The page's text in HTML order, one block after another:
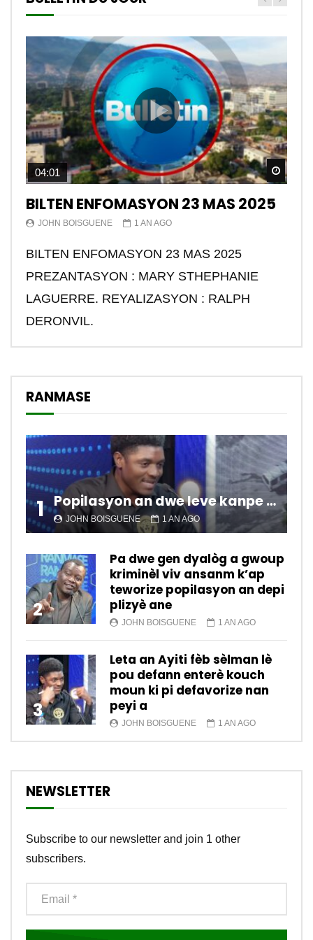
04:01
BILTEN ENFOMASYON 23 MAS 2025
JOHN BOISGUENE 1 AN AGO
BILTEN ENFOMASYON 23 MAS 2025
PREZANTASYON : MARY STHEPHANIE
LAGUERRE. REYALIZASYON : RALPH
DERONVIL.
RANMASE
1 Popilasyon an dwe leve kanpe pou chanje sitiyasyon kawotik l’ap viv nan peyi a.
JOHN BOISGUENE 1 AN AGO
2
Pa dwe gen dyalòg a gwoup
kriminèl viv ansanm k’ap
teworize popilasyon an depi
plizyè ane
JOHN BOISGUENE 1 AN AGO
3
Leta an Ayiti fèb sèlman lè
pou defann enterè kouch
moun ki pi defavorize nan
peyi a
JOHN BOISGUENE 1 AN AGO
NEWSLETTER
Subscribe to our newsletter and join 1 other
subscribers.